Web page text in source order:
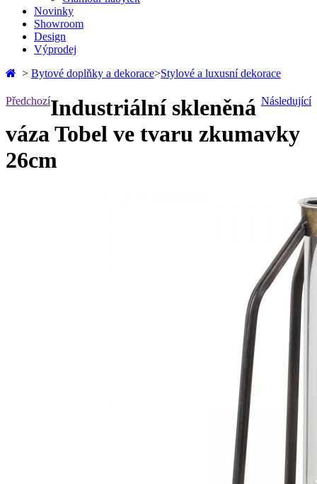
Novinky
Showroom
Design
Výprodej
> Bytové doplňky a dekorace>Stylové a luxusní dekorace
Předchozí Následující
Industriální skleněná
váza Tobel ve tvaru zkumavky
26cm